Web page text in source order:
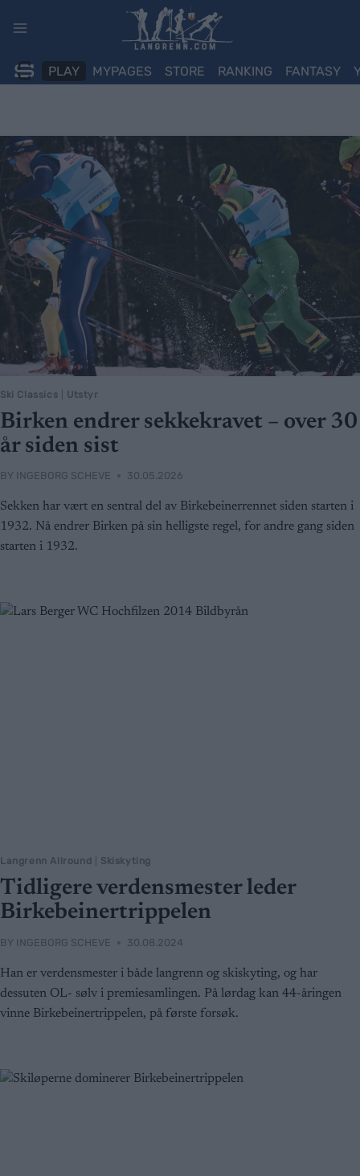
PLAY MYPAGES STORE RANKING FANTASY
Ski Classics Utstyr
Birken endrer sekkekravet – over 30
år siden sist
BY INGEBORG SCHEVE 30.05.2026
Sekken har vært en sentral del av Birkebeinerrennet siden starten i
1932. Nå endrer Birken på sin helligste regel, for andre gang siden
starten i 1932.
Langrenn Allround Skiskyting
Tidligere verdensmester leder
Birkebeinertrippelen
BY INGEBORG SCHEVE 30.08.2024
Han er verdensmester i både langrenn og skiskyting, og har
dessuten OL- sølv i premiesamlingen. På lørdag kan 44-åringen
vinne Birkebeinertrippelen, på første forsøk.